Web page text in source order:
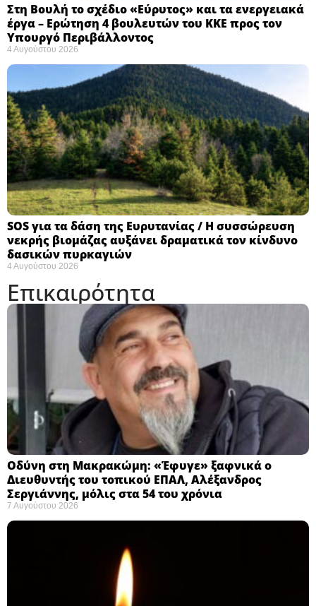
Στη Βουλή το σχέδιο «Εύρυτος» και τα ενεργειακά
έργα – Ερώτηση 4 βουλευτών του ΚΚΕ προς τον
Υπουργό Περιβάλλοντος
4 Αυγούστου 2026
SOS για τα δάση της Ευρυτανίας / Η συσσώρευση
νεκρής βιομάζας αυξάνει δραματικά τον κίνδυνο
δασικών πυρκαγιών
4 Αυγούστου 2026
Επικαιρότητα
Οδύνη στη Μακρακώμη: «Έφυγε» ξαφνικά ο
Διευθυντής του τοπικού ΕΠΑΛ, Αλέξανδρος
Σεργιάννης, μόλις στα 54 του χρόνια
7 Αυγούστου 2026